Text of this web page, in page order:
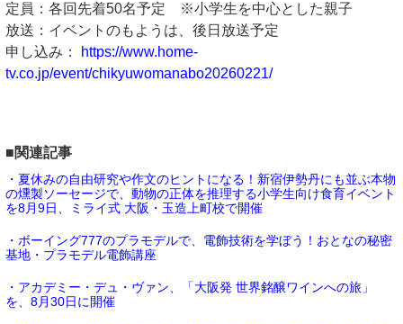
定員：各回先着50名予定 ※小学生を中心とした親子
放送：イベントのもようは、後日放送予定
申し込み：
https://www.home-
tv.co.jp/event/chikyuwomanabo20260221/
■関連記事
・夏休みの自由研究や作文のヒントになる！新宿伊勢丹にも並ぶ本物
の燻製ソーセージで、動物の正体を推理する小学生向け食育イベント
を8月9日、ミライ式 大阪・玉造上町校で開催
・ボーイング777のプラモデルで、電飾技術を学ぼう！おとなの秘密
基地・プラモデル電飾講座
・アカデミー・デュ・ヴァン、「大阪発 世界銘醸ワインへの旅」
を、8月30日に開催